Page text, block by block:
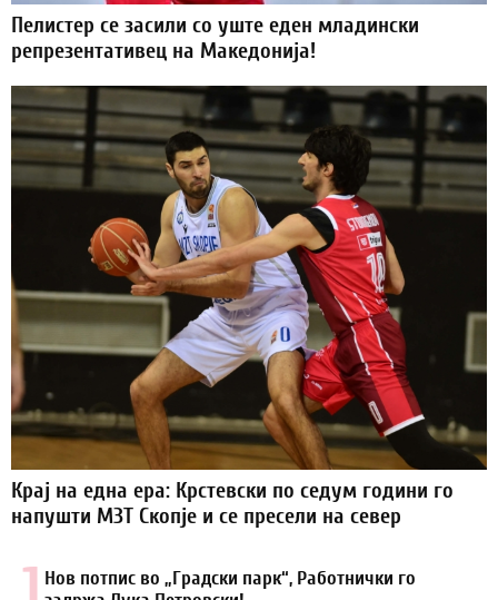
Пелистер се засили со уште еден младински
репрезентативец на Македонија!
Крај на една ера: Крстевски по седум години го
напушти МЗТ Скопје и се пресели на север
Нов потпис во „Градски парк“, Работнички го